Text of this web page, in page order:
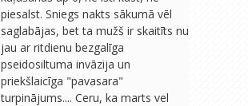
piesalst. Sniegs nakts sākumā vēl
saglabājas, bet ta mužš ir skaitīts nu
jau ar ritdienu bezgalīga
pseidosiltuma invāzija un
priekšlaicīga "pavasara"
turpinājums.... Ceru, ka marts vel